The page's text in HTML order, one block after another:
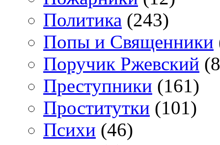
Политика (243)
Попы и Священники
Поручик Ржевский
Преступники (161)
Проститутки (101)
Психи (46)